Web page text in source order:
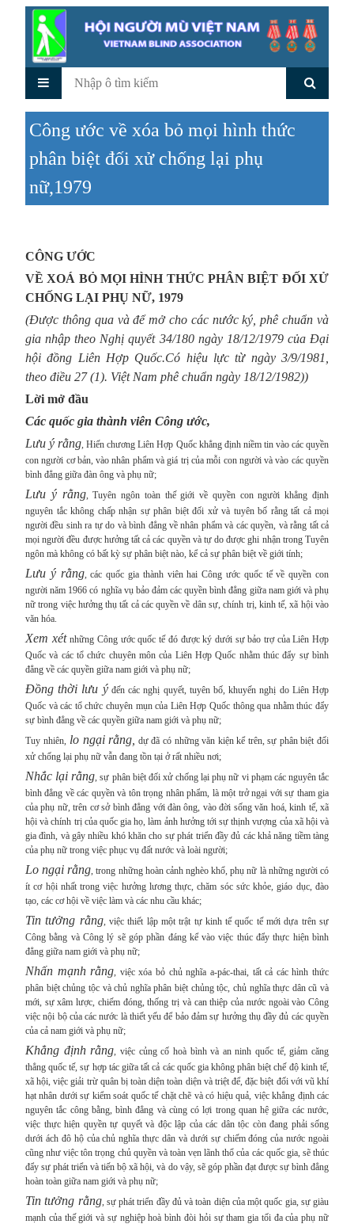
Công ước về xóa bỏ mọi hình thức
phân biệt đối xử chống lại phụ
nữ,1979
CÔNG ƯỚC
VỀ XOÁ BỎ MỌI HÌNH THỨC PHÂN BIỆT ĐỐI XỬ
CHỐNG LẠI PHỤ NỮ, 1979
(Được thông qua và để mở cho các nước ký, phê chuẩn và
gia nhập theo Nghị quyết 34/180 ngày 18/12/1979 của Đại
hội đồng Liên Hợp Quốc.Có hiệu lực từ ngày 3/9/1981,
theo điều 27 (1). Việt Nam phê chuẩn ngày 18/12/1982))
Lời mở đầu
Các quốc gia thành viên Công ước,
Lưu ý rằng, Hiến chương Liên Hợp Quốc khẳng định niềm tin vào các quyền
con người cơ bản, vào nhân phẩm và giá trị của mỗi con người và vào các quyền
bình đẳng giữa đàn ông và phụ nữ;
Lưu ý rằng, Tuyên ngôn toàn thế giới về quyền con người khẳng định
nguyên tắc không chấp nhận sự phân biệt đối xử và tuyên bố rằng tất cả mọi
người đều sinh ra tự do và bình đẳng về nhân phẩm và các quyền, và rằng tất cả
mọi người đều được hưởng tất cả các quyền và tự do được ghi nhận trong Tuyên
ngôn mà không có bất kỳ sự phân biệt nào, kể cả sự phân biệt về giới tính;
Lưu ý rằng, các quốc gia thành viên hai Công ước quốc tế về quyền con
người năm 1966 có nghĩa vụ bảo đảm các quyền bình đẳng giữa nam giới và phụ
nữ trong việc hưởng thụ tất cả các quyền về dân sự, chính trị, kinh tế, xã hội vào
văn hóa.
Xem xétnhững Công ước quốc tế đó được ký dưới sự bảo trợ của Liên Hợp
Quốc và các tổ chức chuyên môn của Liên Hợp Quốc nhằm thúc đẩy sự bình
đẳng về các quyền giữa nam giới và phụ nữ;
Đồng thời lưu ýđến các nghị quyết, tuyên bố, khuyến nghị do Liên Hợp
Quốc và các tổ chức chuyên mụn của Liên Hợp Quốc thông qua nhằm thúc đẩy
sự bình đẳng về các quyền giữa nam giới và phụ nữ;
Tuy nhiên, lo ngại rằng, dự đã có những văn kiện kể trên, sự phân biệt đối
xử chống lại phụ nữ vẫn đang tồn tại ở rất nhiều nơi;
Nhắc lại rằng, sự phân biệt đối xử chống lại phụ nữ vi phạm các nguyên tắc
bình đẳng về các quyền và tôn trọng nhân phẩm, là một trở ngại với sự tham gia
của phụ nữ, trên cơ sở bình đẳng với đàn ông, vào đời sống văn hoá, kinh tế, xã
hội và chính trị của quốc gia họ, làm ảnh hưởng tới sự thịnh vượng của xã hội và
gia đình, và gây nhiều khó khăn cho sự phát triển đầy đủ các khả năng tiềm tàng
của phụ nữ trong việc phục vụ đất nước và loài người;
Lo ngại rằng, trong những hoàn cảnh nghèo khổ, phụ nữ là những người có
ít cơ hội nhất trong việc hưởng lương thực, chăm sóc sức khỏe, giáo dục, đào
tạo, các cơ hội về việc làm và các nhu cầu khác;
Tin tưởng rằng, việc thiết lập một trật tự kinh tế quốc tế mới dựa trên sự
Công bằng và Công lý sẽ góp phần đáng kể vào việc thúc đẩy thực hiện bình
đẳng giữa nam giới và phụ nữ;
Nhấn mạnh rằng, việc xóa bỏ chủ nghĩa a-pác-thai, tất cả các hình thức
phân biệt chủng tộc và chủ nghĩa phân biệt chủng tộc, chủ nghĩa thực dân cũ và
mới, sự xâm lược, chiếm đóng, thống trị và can thiệp của nước ngoài vào Công
việc nội bộ của các nước là thiết yếu để bảo đảm sự hưởng thụ đầy đủ các quyền
của cả nam giới và phụ nữ;
Khẳng định rằng, việc củng cố hoà bình và an ninh quốc tế, giảm căng
thẳng quốc tế, sự hợp tác giữa tất cả các quốc gia không phân biệt chế độ kinh tế,
xã hội, việc giải trừ quân bị toàn diện toàn diện và triệt để, đặc biệt đối với vũ khí
hạt nhân dưới sự kiểm soát quốc tế chặt chẽ và có hiệu quả, việc khẳng định các
nguyên tắc công bằng, bình đẳng và cùng có lợi trong quan hệ giữa các nước,
việc thực hiện quyền tự quyết và độc lập của các dân tộc còn đang phải sống
dưới ách đô hộ của chủ nghĩa thực dân và dưới sự chiếm đóng của nước ngoài
cũng như việc tôn trọng chủ quyền và toàn vẹn lãnh thổ của các quốc gia, sẽ thúc
đẩy sự phát triển và tiến bộ xã hội, và do vậy, sẽ góp phần đạt được sự bình đẳng
hoàn toàn giữa nam giới và phụ nữ;
Tin tưởng rằng, sự phát triển đầy đủ và toàn diện của một quốc gia, sự giàu
mạnh của thế giới và sự nghiệp hoà bình đòi hỏi sự tham gia tối đa của phụ nữ